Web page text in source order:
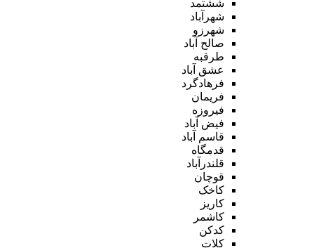
ششتمد
شهرآباد
شهرزو
صالح آباد
طرقبه
عشق آباد
فرهادگرد
فریمان
فیروزه
فیض آباد
قاسم آباد
قدمگاه
قلندرآباد
قوچان
کاخک
کاریز
کاشمر
کدکن
کلات